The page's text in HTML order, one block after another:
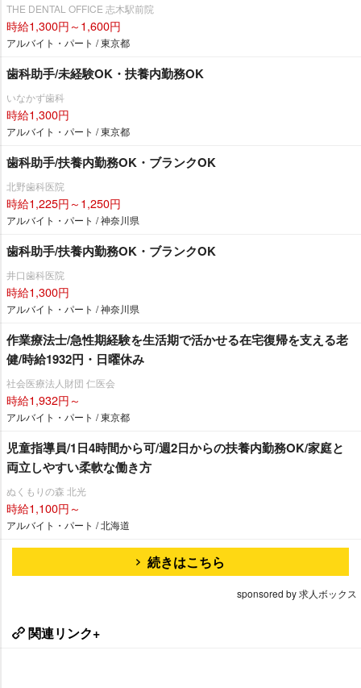
THE DENTAL OFFICE 志木駅前院
時給1,300円～1,600円
アルバイト・パート / 東京都
歯科助手/未経験OK・扶養内勤務OK
いなかず歯科
時給1,300円
アルバイト・パート / 東京都
歯科助手/扶養内勤務OK・ブランクOK
北野歯科医院
時給1,225円～1,250円
アルバイト・パート / 神奈川県
歯科助手/扶養内勤務OK・ブランクOK
井口歯科医院
時給1,300円
アルバイト・パート / 神奈川県
作業療法士/急性期経験を生活期で活かせる在宅復帰を支える老
健/時給1932円・日曜休み
社会医療法人財団 仁医会
時給1,932円～
アルバイト・パート / 東京都
児童指導員/1日4時間から可/週2日からの扶養内勤務OK/家庭と
両立しやすい柔軟な働き方
ぬくもりの森 北光
時給1,100円～
アルバイト・パート / 北海道
続きはこちら
sponsored by 求人ボックス
関連リンク+